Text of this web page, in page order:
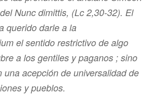
Nunc dimittis, (Lc 2,30-32). El
querido darle a la
el sentido restrictivo de algo
a los gentiles y paganos ; sino
una acepción de universalidadde
y pueblos.